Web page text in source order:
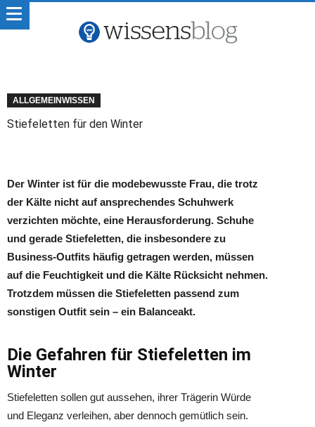
ALLGEMEINWISSEN
Stiefeletten für den Winter
Der Winter ist für die modebewusste Frau, die trotz
der Kälte nicht auf ansprechendes Schuhwerk
verzichten möchte, eine Herausforderung. Schuhe
und gerade Stiefeletten, die insbesondere zu
Business-Outfits häufig getragen werden, müssen
auf die Feuchtigkeit und die Kälte Rücksicht nehmen.
Trotzdem müssen die Stiefeletten passend zum
sonstigen Outfit sein – ein Balanceakt.
Die Gefahren für Stiefeletten im
Winter
Stiefeletten sollen gut aussehen, ihrer Trägerin Würde
und Eleganz verleihen, aber dennoch gemütlich sein.